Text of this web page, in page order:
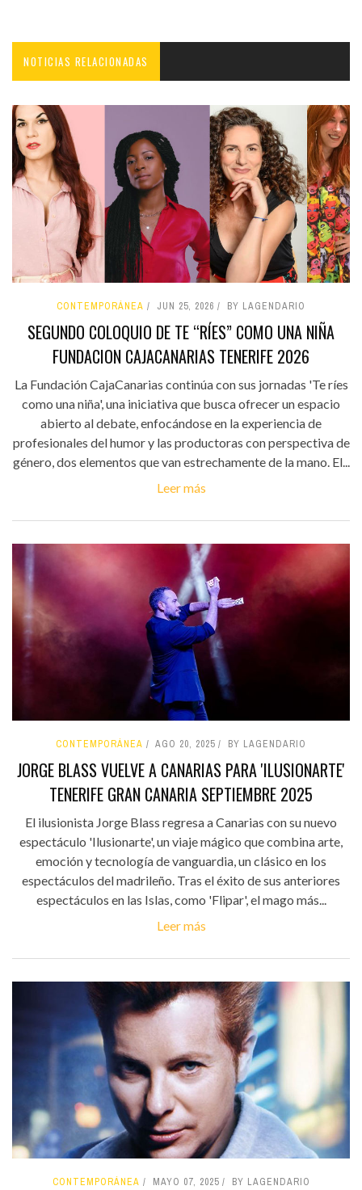
NOTICIAS RELACIONADAS
CONTEMPORÁNEA JUN 25, 2026 BY LAGENDARIO
SEGUNDO COLOQUIO DE TE “RÍES” COMO UNA NIÑA
FUNDACION CAJACANARIAS TENERIFE 2026
La Fundación CajaCanarias continúa con sus jornadas 'Te ríes
como una niña', una iniciativa que busca ofrecer un espacio
abierto al debate, enfocándose en la experiencia de
profesionales del humor y las productoras con perspectiva de
género, dos elementos que van estrechamente de la mano. El...
Leer más
CONTEMPORÁNEA AGO 20, 2025 BY LAGENDARIO
JORGE BLASS VUELVE A CANARIAS PARA 'ILUSIONARTE'
TENERIFE GRAN CANARIA SEPTIEMBRE 2025
El ilusionista Jorge Blass regresa a Canarias con su nuevo
espectáculo 'Ilusionarte', un viaje mágico que combina arte,
emoción y tecnología de vanguardia, un clásico en los
espectáculos del madrileño. Tras el éxito de sus anteriores
espectáculos en las Islas, como 'Flipar', el mago más...
Leer más
CONTEMPORÁNEA MAYO 07, 2025 BY LAGENDARIO